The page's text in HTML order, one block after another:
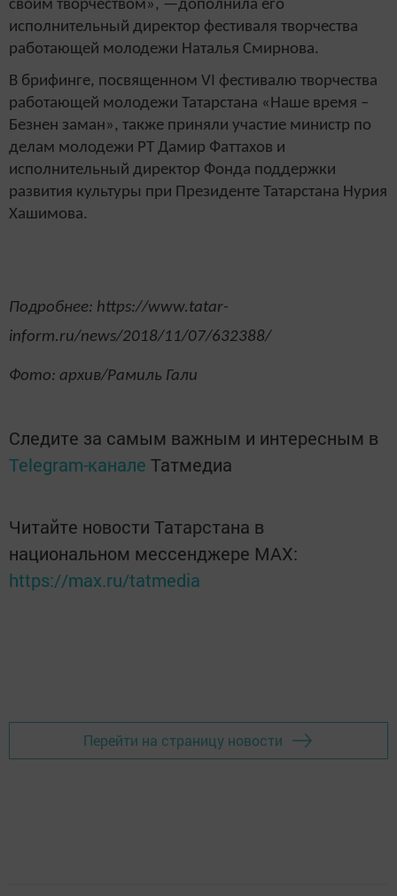
своим творчеством», —дополнила его
исполнительный директор фестиваля творчества
работающей молодежи Наталья Смирнова.
В брифинге, посвященном VI фестивалю творчества
работающей молодежи Татарстана «Наше время –
Безнен заман», также приняли участие министр по
делам молодежи РТ Дамир Фаттахов и
исполнительный директор Фонда поддержки
развития культуры при Президенте Татарстана Нурия
Хашимова.
Подробнее: https://www.tatar-
inform.ru/news/2018/11/07/632388/
Фото: архив/Рамиль Гали
Следите за самым важным и интересным в
Telegram-канале Татмедиа
Читайте новости Татарстана в
национальном мессенджере MАХ:
https://max.ru/tatmedia
Перейти на страницу новости